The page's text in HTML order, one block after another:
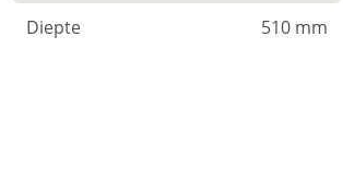
Diepte
510 mm